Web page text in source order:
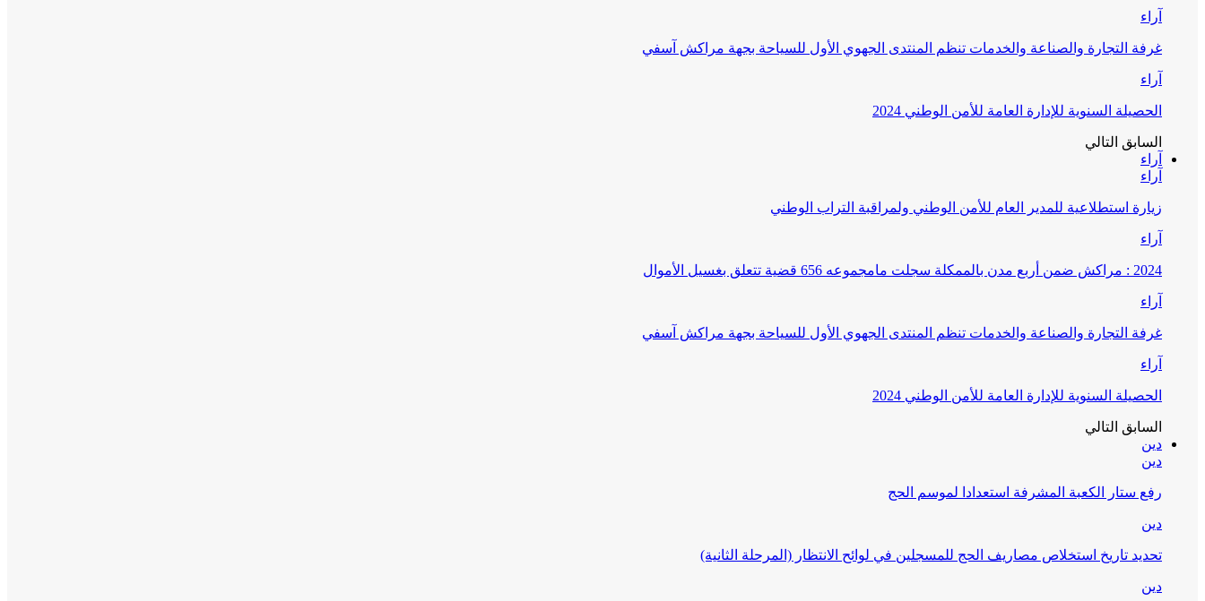
آراء
غرفة التجارة والصناعة والخدمات تنظم المنتدى الجهوي الأول للسياحة بجهة مراكش آسفي
آراء
الحصيلة السنوية للإدارة العامة للأمن الوطني 2024
السابق التالي
آراء
آراء
زيارة استطلاعية للمدير العام للأمن الوطني ولمراقبة التراب الوطني
آراء
2024 : مراكش ضمن أربع مدن بالممكلة سجلت مامجموعه 656 قضية تتعلق بغسيل الأموال
آراء
غرفة التجارة والصناعة والخدمات تنظم المنتدى الجهوي الأول للسياحة بجهة مراكش آسفي
آراء
الحصيلة السنوية للإدارة العامة للأمن الوطني 2024
السابق التالي
دين
دين
رفع ستار الكعبة المشرفة استعدادا لموسم الحج
دين
تحديد تاريخ استخلاص مصاريف الحج للمسجلين في لوائح الانتظار (المرحلة الثانية)
دين